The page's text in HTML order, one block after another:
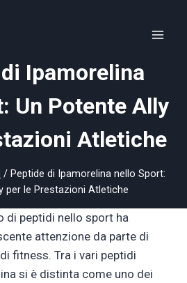
Ipamorelina
Un Potente Ally
Atletiche
/ Peptide di Ipamorelina nello Sport:
per le Prestazioni Atletiche
di peptidi nello sport ha
attenzione da parte di
fitness. Tra i vari peptidi
si è distinta come uno dei